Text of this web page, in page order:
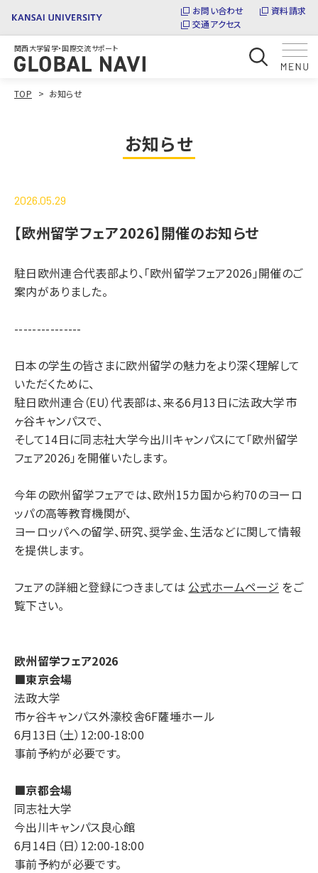
お問い合わせ
資料請求
交通アクセス
関西大学留学・国際交流サポート
TOP お知らせ
お知らせ
2026.05.29
【欧州留学フェア2026】開催のお知らせ
駐日欧州連合代表部より、「欧州留学フェア2026」開催のご
案内がありました。
---------------
日本の学生の皆さまに欧州留学の魅力をより深く理解して
いただくために、
駐日欧州連合（EU）代表部は、来る6月13日に法政大学市
ヶ谷キャンパスで、
そして14日に同志社大学今出川キャンパスにて「欧州留学
フェア2026」を開催いたします。
今年の欧州留学フェアでは、欧州15カ国から約70のヨーロ
ッパの高等教育機関が、
ヨーロッパへの留学、研究、奨学金、生活などに関して情報
を提供します。
フェアの詳細と登録につきましては 公式ホームページ をご
覧下さい。
欧州留学フェア2026
■東京会場
法政大学
市ヶ谷キャンパス外濠校舎6F薩埵ホール
6月13日（土）12:00-18:00
事前予約が必要です。
■京都会場
同志社大学
今出川キャンパス良心館
6月14日（日）12:00-18:00
事前予約が必要です。